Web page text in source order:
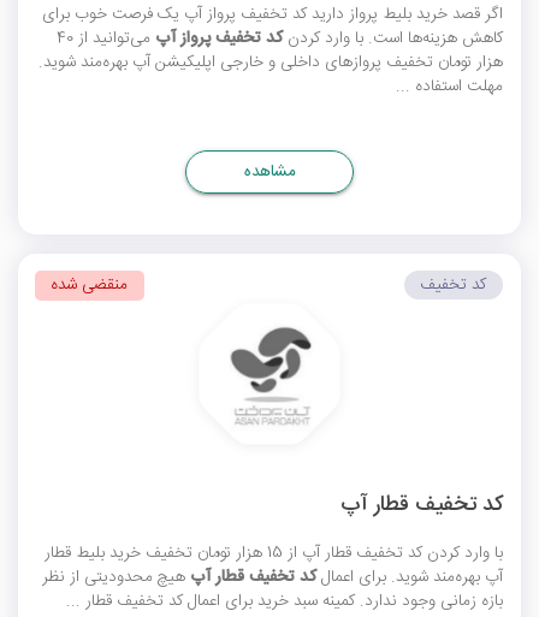
اگر قصد خرید بلیط پرواز داریدکد تخفیف پرواز آپ یک فرصت خوب برای
کاهش هزینه‌ها است. با وارد کردنکد تخفیف پرواز آپ
می‌توانید از 40
هزار تومان تخفیف پروازهای داخلی و خارجی اپلیکیشن آپ بهره‌مند شوید.
مهلت استفاده ...
مشاهده
کد تخفیف قطار آپ
با وارد کردنکد تخفیف قطار آپ
از 15 هزار تومان تخفیف خرید بلیط قطار
آپ بهره‌مند شوید. برای اعمالکد تخفیف قطار آپ هیچ محدودیتی از نظر
بازه زمانی وجود ندارد. کمینه سبد خرید برای اعمال کد تخفیف قطار ...
کد تخفیف منقضی شده